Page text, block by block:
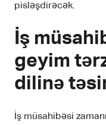
pisləşdirəcək.
İş
geyim
dilinə
İş müsahibəsi